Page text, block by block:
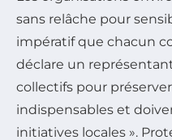
sans relâche pour
impératif que chacun
déclare un représentant
collectifs pour
indispensables et
initiatives locales ».